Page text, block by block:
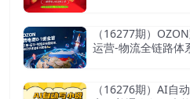
（16277期）
运营-物流全链路体
（16276期）AI自